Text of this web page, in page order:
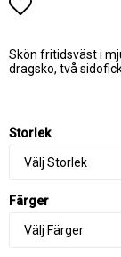
Skön fritidsväst i
dragsko, två
Storlek
Färger